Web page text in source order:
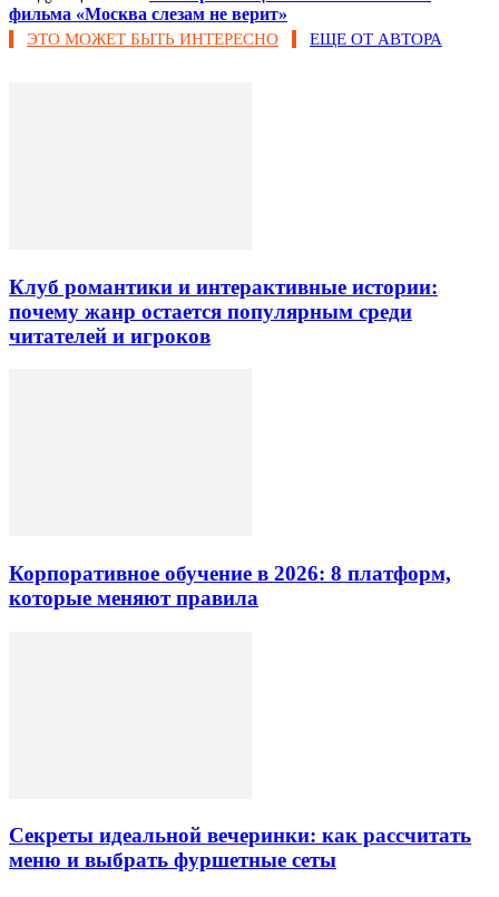
фильма «Москва слезам не верит»
ЭТО МОЖЕТ БЫТЬ ИНТЕРЕСНО ЕЩЕ ОТ АВТОРА
Клуб романтики и интерактивные истории:
почему жанр остается популярным среди
читателей и игроков
Корпоративное обучение в 2026: 8 платформ,
которые меняют правила
Секреты идеальной вечеринки: как рассчитать
меню и выбрать фуршетные сеты